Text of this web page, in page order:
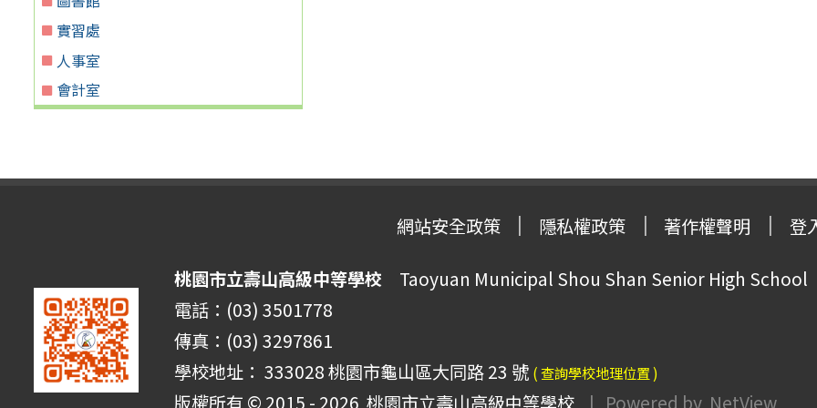
實習處
人事室
會計室
網站安全政策 隱私權政策 著作權聲明 登
桃園市立壽山高級中等學校 Taoyuan Municipal Shou Shan Senior High School
電話：(03) 3501778
傳真：(03) 3297861
學校地址： 333028 桃園市龜山區大同路 23 號 ( 查詢學校地理位置 )